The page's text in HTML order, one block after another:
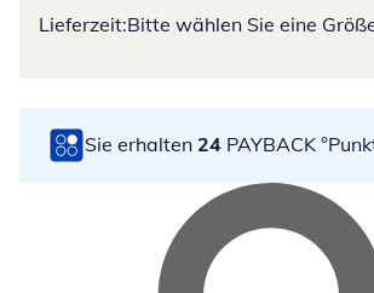
Lieferzeit:Bitte wählen Sie eine
Sie erhalten 24 PAYBACK